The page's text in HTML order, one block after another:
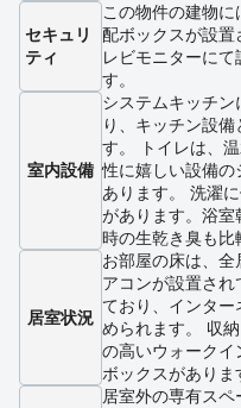
セキュリ
ティ
この物件の建物
配ボックスが設置
レビモニターに
す。
室内設備
システムキッチ
り、キッチン設
す。 トイレは、
性に嬉しい設備の
あります。 洗濯
があります。浴室
時の生乾き臭も比
居室状況
お部屋の床は、
アコンが設置さ
ており、インタ
められます。 収
の高いウォークイ
ボックスがありま
居室外の専有スペ